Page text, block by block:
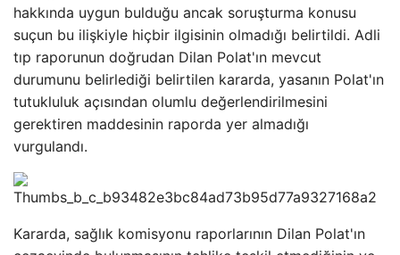
hakkında uygun bulduğu ancak soruşturma konusu
suçun bu ilişkiyle hiçbir ilgisinin olmadığı belirtildi. Adli
tıp raporunun doğrudan Dilan Polat'ın mevcut
durumunu belirlediği belirtilen kararda, yasanın Polat'ın
tutukluluk açısından olumlu değerlendirilmesini
gerektiren maddesinin raporda yer almadığı
vurgulandı.
Kararda, sağlık komisyonu raporlarının Dilan Polat'ın